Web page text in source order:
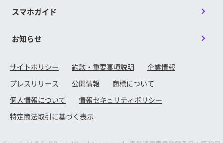
スマホガイド
お知らせ
サイトポリシー 約款・重要事項説明
企業情報
プレスリリース
公開情報
商標について
個人情報について
情報セキュリティポリシー
特定商法取引に基づく表示